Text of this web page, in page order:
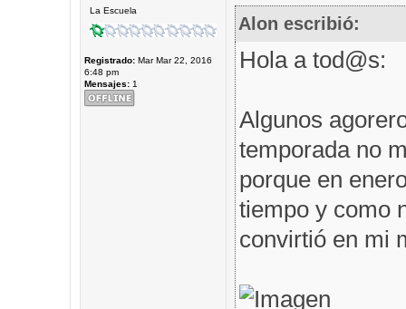
La Escuela
Registrado:Mar Mar 22, 2016
6:48 pm
Mensajes:1
Alon escribió:
Hola a tod@s:
Algunos
temporada no
porque en
tiempo y como
convirtió en mi